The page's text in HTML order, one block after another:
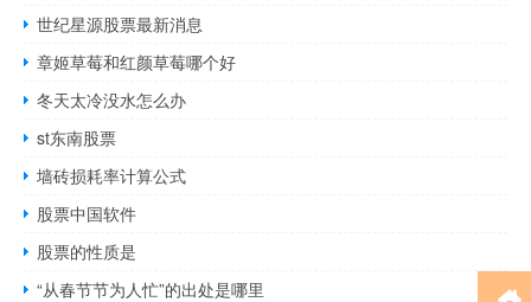
世纪星源股票最新消息
章姬草莓和红颜草莓哪个好
冬天太冷没水怎么办
st东南股票
墙砖损耗率计算公式
股票中国软件
股票的性质是
“从春节节为人忙”的出处是哪里